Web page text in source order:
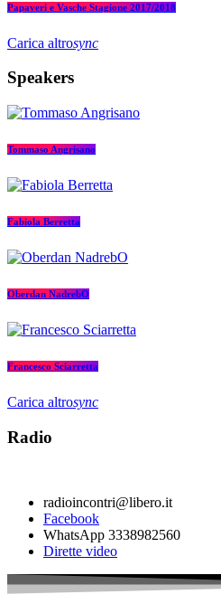
Papaveri e Vasche Stagione 2017/2018
Carica altrosync
Speakers
Tommaso Angrisano
Fabiola Berretta
Oberdan NadrebO
Francesco Sciarretta
Carica altrosync
Radio
radioincontri@libero.it
Facebook
WhatsApp 3338982560
Dirette video